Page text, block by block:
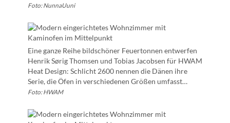
Foto: NunnaUuni
Eine ganze Reihe bildschöner Feuertonnen entwerfen
Henrik Sørig Thomsen und Tobias Jacobsen für HWAM
Heat Design: Schlicht 2600 nennen die Dänen ihre
Serie, die Öfen in verschiedenen Größen umfasst…
Foto: HWAM